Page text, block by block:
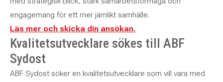
engagemang för ett mer jämlikt samhälle.
Läs mer och skicka din ansökan.
Kvalitetsutvecklare sökes till ABF
Sydost
ABF Sydost söker en kvalitetsutvecklare som vill vara med